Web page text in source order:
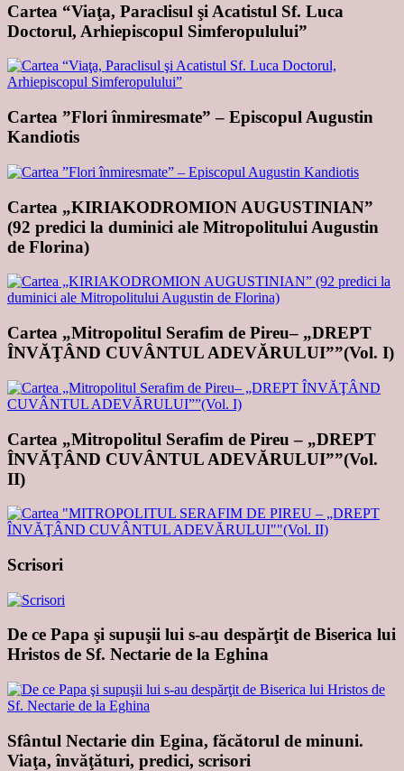
Cartea “Viaţa, Paraclisul şi Acatistul Sf. Luca
Doctorul, Arhiepiscopul Simferopulului”
Cartea ”Flori înmiresmate” – Episcopul Augustin
Kandiotis
Cartea „KIRIAKODROMION AUGUSTINIAN”
(92 predici la duminici ale Mitropolitului Augustin
de Florina)
Cartea „Mitropolitul Serafim de Pireu– „DREPT
ÎNVĂŢÂND CUVÂNTUL ADEVĂRULUI””(Vol. I)
Cartea „Mitropolitul Serafim de Pireu – „DREPT
ÎNVĂŢÂND CUVÂNTUL ADEVĂRULUI””(Vol.
II)
Scrisori
De ce Papa şi supuşii lui s-au despărţit de Biserica lui
Hristos de Sf. Nectarie de la Eghina
Sfântul Nectarie din Egina, făcătorul de minuni.
Viaţa, învăţături, predici, scrisori